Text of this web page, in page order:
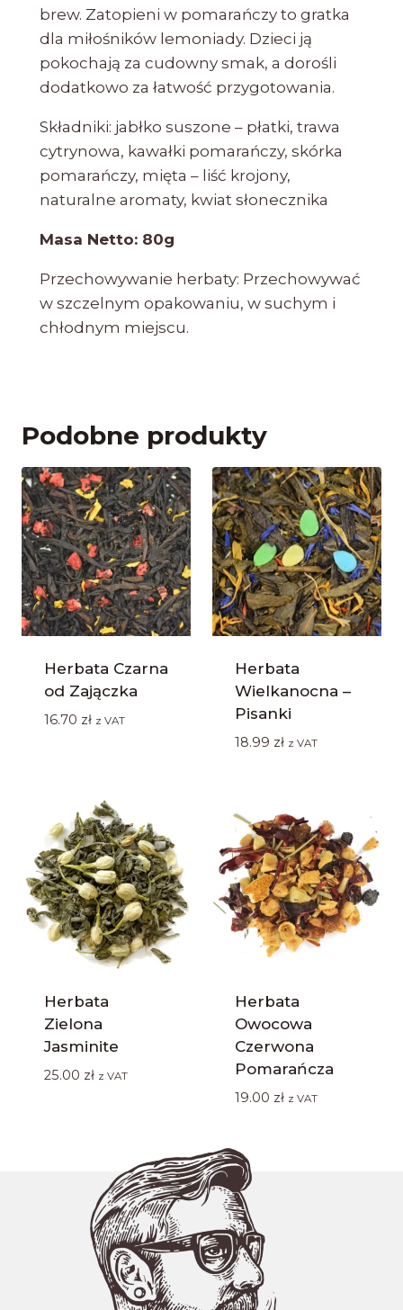
brew. Zatopieni w pomarańczy to gratka
dla miłośników lemoniady. Dzieci ją
pokochają za cudowny smak, a dorośli
dodatkowo za łatwość przygotowania.
Składniki: jabłko suszone – płatki, trawa
cytrynowa, kawałki pomarańczy, skórka
pomarańczy, mięta – liść krojony,
naturalne aromaty, kwiat słonecznika
Masa Netto: 80g
Przechowywanie herbaty: Przechowywać
w szczelnym opakowaniu, w suchym i
chłodnym miejscu.
Podobne produkty
Herbata Czarna
od Zajączka
16.70 zł z VAT
Herbata
Wielkanocna –
Pisanki
18.99 zł z VAT
Herbata
Zielona
Jasminite
25.00 zł z VAT
Herbata
Owocowa
Czerwona
Pomarańcza
19.00 zł z VAT